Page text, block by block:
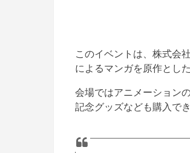
このイベントは、株式会
によるマンガを原作とし
会場ではアニメーション
記念グッズなども購入で